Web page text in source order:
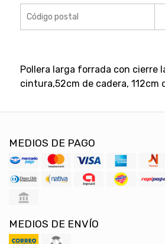
Pollera larga forrada con cierre
cintura,52cm de cadera, 112cm
MEDIOS DE PAGO
MEDIOS DE ENVÍO